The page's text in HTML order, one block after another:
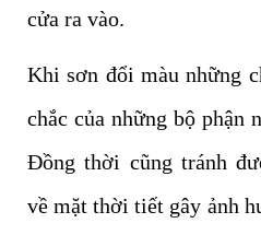
cửa ra vào.
Khi sơn đổi màu những
chắc của những bộ phận
Đồng thời cũng tránh
về mặt thời tiết gây ảnh